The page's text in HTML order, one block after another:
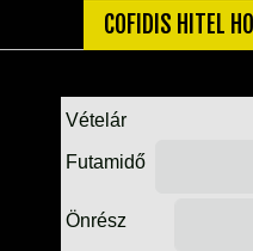
TÜKRÖK (UNIVERZÁLIS)
ÜZEMANYAG ELLÁTÓ
COFIDIS HITEL